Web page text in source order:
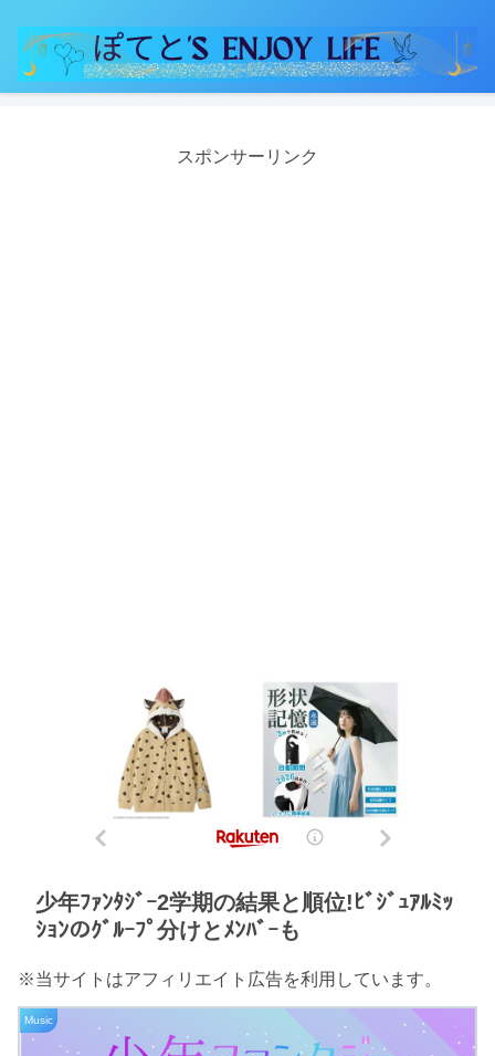
スポンサーリンク
少年ﾌｧﾝﾀｼﾞｰ2学期の結果と順位!ﾋﾞｼﾞｭｱﾙﾐｯ
ｼｮﾝのｸﾞﾙｰﾌﾟ分けとﾒﾝﾊﾞｰも
※当サイトはアフィリエイト広告を利用しています。
Music